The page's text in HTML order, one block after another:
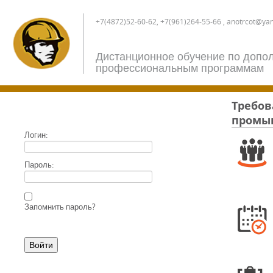
+7(4872)52-60-62, +7(961)264-55-66 ,
Дистанционное обучение по
профессиональным программам
Логин:
Пароль:
Запомнить пароль?